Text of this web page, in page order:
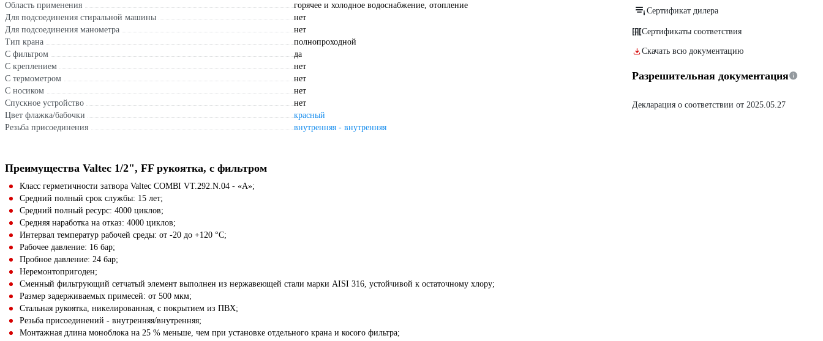
Область применения
горячее и холодное водоснабжение, отопление
Для подсоединения стиральной машины
нет
Для подсоединения манометра
нет
Тип крана
полнопроходной
С фильтром
да
С креплением
нет
С термометром
нет
С носиком
нет
Спускное устройство
нет
Цвет флажка/бабочки
красный
Резьба присоединения
внутренняя - внутренняя
Преимущества Valtec 1/2", FF рукоятка, с фильтром
Класс герметичности затвора Valtec COMBI VT.292.N.04 - «А»;
Средний полный срок службы: 15 лет;
Средний полный ресурс: 4000 циклов;
Средняя наработка на отказ: 4000 циклов;
Интервал температур рабочей среды: от -20 до +120 °С;
Рабочее давление: 16 бар;
Пробное давление: 24 бар;
Неремонтопригоден;
Сменный фильтрующий сетчатый элемент выполнен из нержавеющей стали марки AISI 316, устойчивой к остаточному хлору;
Размер задерживаемых примесей: от 500 мкм;
Стальная рукоятка, никелированная, с покрытием из ПВХ;
Резьба присоединений - внутренняя/внутренняя;
Монтажная длина моноблока на 25 % меньше, чем при установке отдельного крана и косого фильтра;
Сертификат дилера
Сертификаты соответствия
Скачать всю документацию
Разрешительная документация
Декларация о соответствии от 2025.05.27